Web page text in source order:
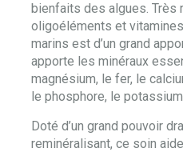
bienfaits des algues. Très
oligoéléments et
marins est d’un grand
apporte les minéraux
magnésium, le fer, le
le phosphore, le
Doté d’un grand pouvoir
reminéralisant, ce soin